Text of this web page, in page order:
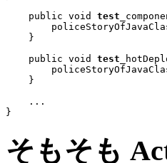
public void
test
    }
public void
test
    }
...
そもそも